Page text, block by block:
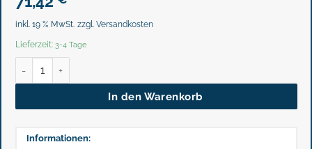
inkl. 19 % MwSt. zzgl. Versandkosten
Lieferzeit: 3-4 Tage
In den Warenkorb
Informationen: